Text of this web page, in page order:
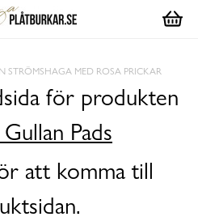
STRÖMSHAGA MED ROSA PRICKAR
för produkten
Pads
att komma till